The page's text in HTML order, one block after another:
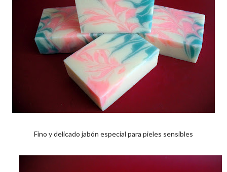
Fino y delicado jabón especial para pieles sensibles